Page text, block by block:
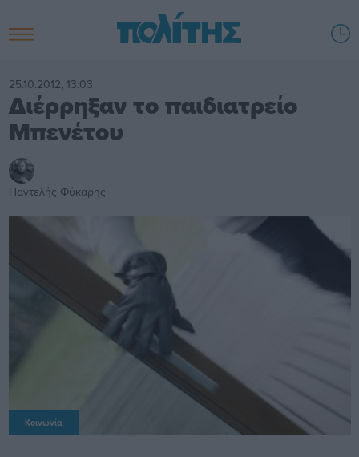
25.10.2012, 13:03
Διέρρηξαν το παιδιατρείο
Μπενέτου
Παντελής Φύκαρης
Κοινωνία